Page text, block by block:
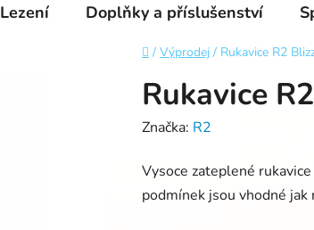
Lezení Doplňky a příslušenství
Domů
/ Výprodej / Rukavice R2
Rukavice
Značka: R2
Vysoce zateplené
podmínek jsou vhodné jak